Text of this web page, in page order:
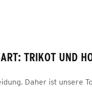
TRIKOT UND
Daher ist unsere